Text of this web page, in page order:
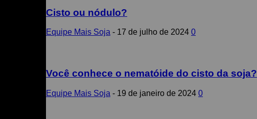
Cisto ou nódulo?
Equipe Mais Soja - 17 de julho de 2024 0
Você conhece o nematóide do cisto da soja?
Equipe Mais Soja - 19 de janeiro de 2024 0